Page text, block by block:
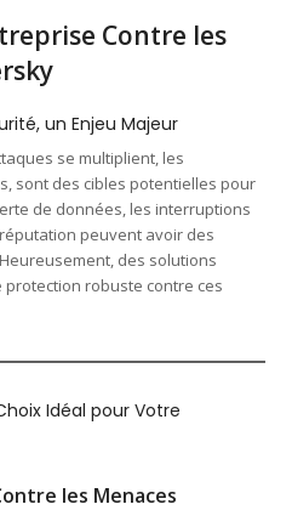
Contre les
un Enjeu Majeur
se multiplient, les
sont des cibles potentielles pour
de données, les interruptions
peuvent avoir des
des solutions
robuste contre ces
Idéal pour Votre
les Menaces